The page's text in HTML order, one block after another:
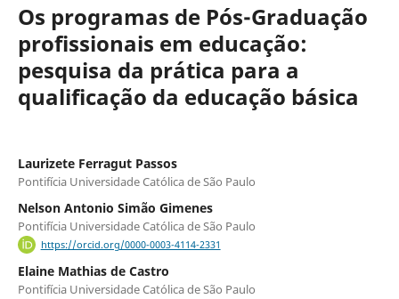
Os programas de Pós-Graduação
profissionais em educação:
pesquisa da prática para a
qualificação da educação básica
Laurizete Ferragut Passos
Pontifícia Universidade Católica de São Paulo
Nelson Antonio Simão Gimenes
Pontifícia Universidade Católica de São Paulo
https://orcid.org/0000-0003-4114-2331
Elaine Mathias de Castro
Pontifícia Universidade Católica de São Paulo